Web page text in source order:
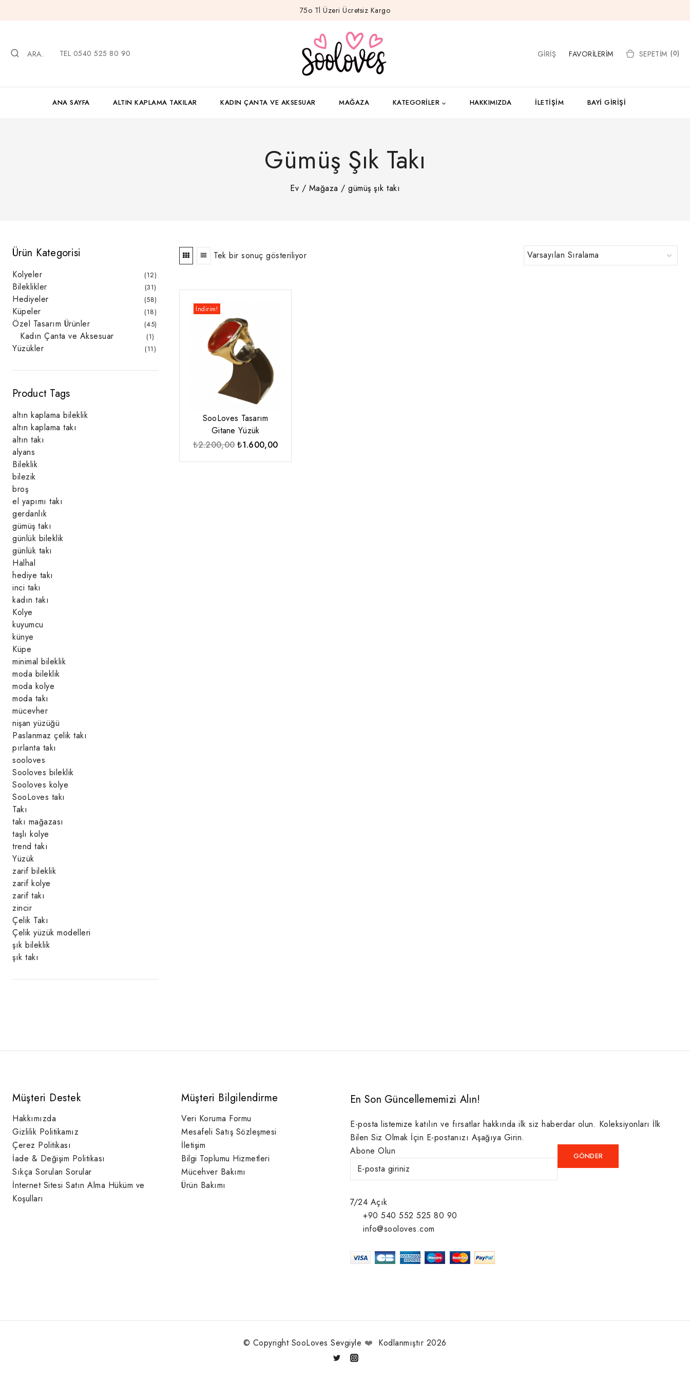
75o Tl Üzeri Ücretsiz Kargo
ARA.. TEL 0540 525 80 90 GIRIŞ FAVORILERIM SEPETIM (0)
ANA SAYFA ALTIN KAPLAMA TAKILAR KADIN ÇANTA VE AKSESUAR MAĞAZA KATEGORILER HAKKIMIZDA İLETIŞIM BAYI GIRIŞI
Gümüş Şık Takı
Ev / Mağaza / gümüş şık takı
Tek bir sonuç gösteriliyor
İndirim!
SooLoves Tasarım
Gitane Yüzük
₺2.200,00 Orijinal
₺1.600,00Şu
Ürün Kategorisi
Kolyeler 1212
ürün
Bileklikler 3131
ürün
Hediyeler 5858
ürün
Küpeler 1818
ürün
Özel Tasarım Ürünler 4545
Kadın Çanta ve Aksesuar 11
ürün
Yüzükler 1111
Product Tags
altın kaplama bileklik
altın kaplama takı
altın takı
alyans
Bileklik
bilezik
broş
el yapımı takı
gerdanlık
gümüş takı
günlük bileklik
günlük takı
Halhal
hediye takı
inci takı
kadın takı
Kolye
kuyumcu
künye
Küpe
minimal bileklik
moda bileklik
moda kolye
moda takı
mücevher
nişan yüzüğü
Paslanmaz çelik takı
pırlanta takı
sooloves
Sooloves bileklik
Sooloves kolye
SooLoves takı
Takı
takı mağazası
taşlı kolye
trend takı
Yüzük
zarif bileklik
zarif kolye
zarif takı
zincir
Çelik Takı
Çelik yüzük modelleri
şık bileklik
şık takı
Müşteri Destek
Hakkımızda
Gizlilik Politikamız
Çerez Politikası
İade & Değişim Politikası
Sıkça Sorulan Sorular
İnternet Sitesi Satın Alma Hüküm ve
Koşulları
Müşteri Bilgilendirme
Veri Koruma Formu
Mesafeli Satış Sözleşmesi
İletişim
Bilgi Toplumu Hizmetleri
Mücehver Bakımı
Ürün Bakımı
En Son Güncellememizi Alın!
E-posta listemize katılın ve fırsatlar hakkında ilk siz haberdar olun. Koleksiyonları İlk
Bilen Siz Olmak İçin E-postanızı Aşağıya Girin.
Abone Olun
7/24 Açık
+90 540 552 525 80 90
info@sooloves.com
© Copyright SooLoves Sevgiyle ❤️ Kodlanmıştır 2026